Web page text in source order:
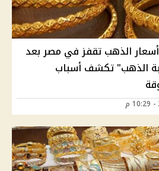
الذهب تقفز في مصر بعد
الذهب" تكشف أسباب